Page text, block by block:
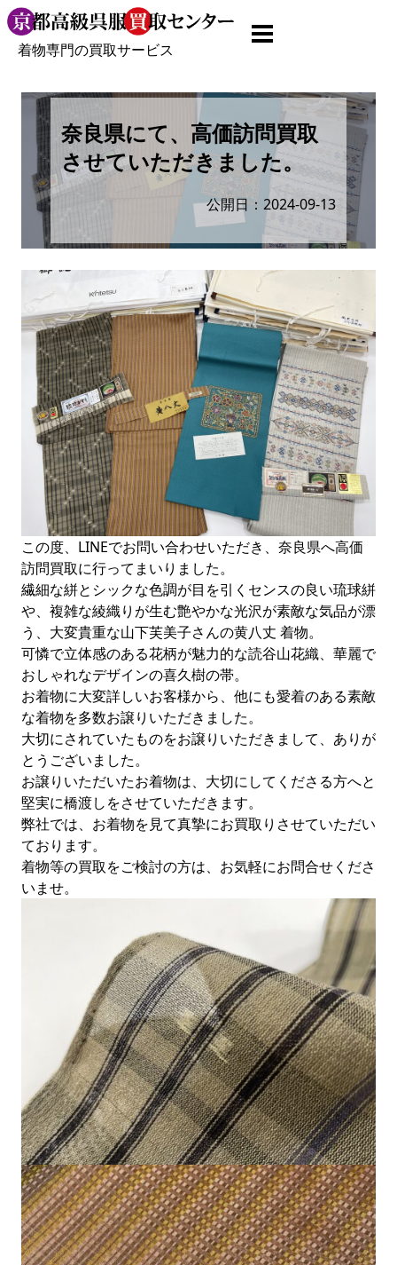
着物専門の買取サービス
奈良県にて、高価訪問買取
させていただきました。
公開日：2024-09-13
この度、LINEでお問い合わせいただき、奈良県へ高価
訪問買取に行ってまいりました。
繊細な絣とシックな色調が目を引くセンスの良い琉球絣
や、複雑な綾織りが生む艶やかな光沢が素敵な気品が漂
う、大変貴重な山下芙美子さんの黄八丈 着物。
可憐で立体感のある花柄が魅力的な読谷山花織、華麗で
おしゃれなデザインの喜久樹の帯。
お着物に大変詳しいお客様から、他にも愛着のある素敵
な着物を多数お譲りいただきました。
大切にされていたものをお譲りいただきまして、ありが
とうございました。
お譲りいただいたお着物は、大切にしてくださる方へと
堅実に橋渡しをさせていただきます。
弊社では、お着物を見て真摯にお買取りさせていただい
ております。
着物等の買取をご検討の方は、お気軽にお問合せくださ
いませ。